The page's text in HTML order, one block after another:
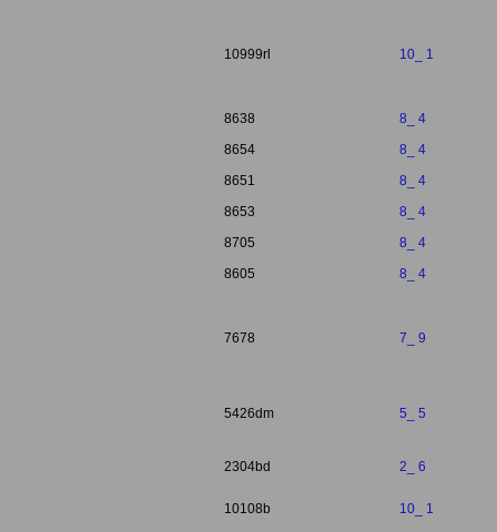
10999rl 10_ 1
8638
8_ 4
8654
8_ 4
8651
8_ 4
8653
8_ 4
8705
8_ 4
8605
8_ 4
7678 7_ 9
5426dm 5_ 5
2304bd 2_ 6
10108b 10_ 1